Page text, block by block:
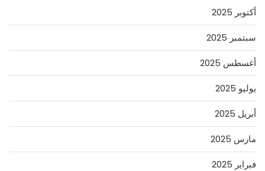
أكتوبر 2025
سبتمبر 2025
أغسطس 2025
يوليو 2025
أبريل 2025
مارس 2025
فبراير 2025